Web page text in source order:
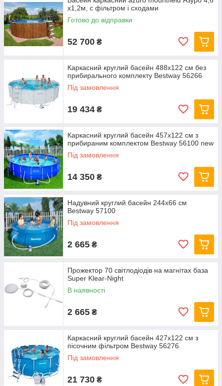
х1,2м, c фільтром і сходами
Готово до відправки
52 700 ₴
Каркасний круглий басейн 488x122 см без
прибирального комплекту Bestway 56266
Під замовлення
19 434 ₴
Каркасний круглий басейн 457x122 см з
прибираним комплектом Bestway 56100 new
Під замовлення
14 350 ₴
Надувний круглий басейн 244х66 см
Bestway 57100
Під замовлення
2 665 ₴
Прожектор 70 світлодіодів на магнітах база
Super Klear-Night
В наявності
2 665 ₴
Каркасний круглий басейн 427x122 см з
пісочним фільтром Bestway 56276
Під замовлення
21 730 ₴